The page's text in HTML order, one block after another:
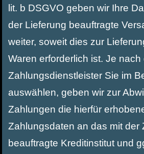
lit. b DSGVO geben wir Ihre
der Lieferung beauftragte
weiter, soweit dies zur
Waren erforderlich ist. Je
Zahlungsdienstleister Sie im
auswählen, geben wir zur
Zahlungen die hierfür
Zahlungsdaten an das mit der
beauftragte Kreditinstitut und